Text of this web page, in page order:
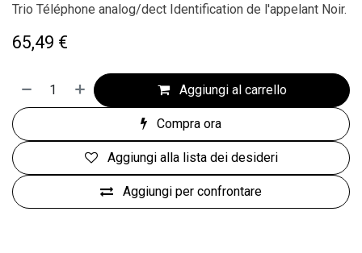
Trio Téléphone analog/dect Identification de l'appelant Noir.
65,49 €
Aggiungi al carrello
Compra ora
Aggiungi per confrontare
Aggiungi alla lista dei desideri